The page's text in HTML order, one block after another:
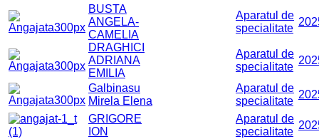
BUSTA
ANGELA-
CAMELIA
Aparatul de
specialitate
DRAGHICI
ADRIANA
EMILIA
Aparatul de
specialitate
Galbinasu
Mirela Elena
Aparatul de
specialitate
GRIGORE
ION
Aparatul de
specialitate